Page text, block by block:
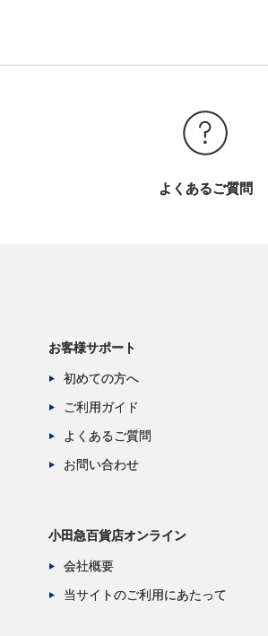
よくあるご質問
お客様サポート
初めての方へ
ご利用ガイド
よくあるご質問
お問い合わせ
小田急百貨店オンライン
会社概要
当サイトのご利用にあたって